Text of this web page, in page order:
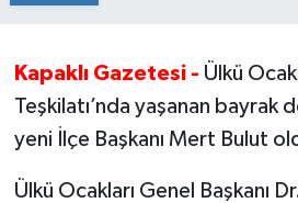
Kapaklı Gazetesi - Ülkü
Teşkilatı’nda yaşanan bayrak
yeni İlçe Başkanı Mert Bulut
Ülkü Ocakları Genel Başkanı